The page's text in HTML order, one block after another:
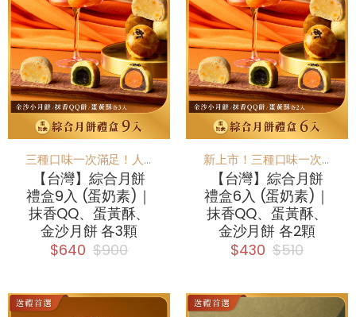
三種口味一次滿足！人氣熱銷款！
【台灣】綜合月餅
禮盒9入 (蛋奶素)｜
抹香QQ、蛋黃酥、
金沙月餅 各3顆
$640 $900
新上市！三種口味一次滿足
【台灣】綜合月餅
禮盒6入 (蛋奶素)｜
抹香QQ、蛋黃酥、
金沙月餅 各2顆
$430 $510